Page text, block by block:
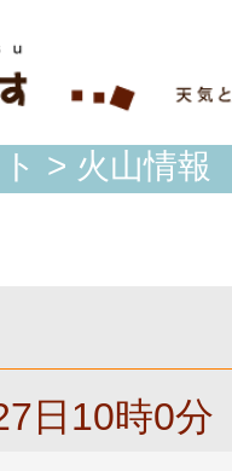
> 火山情報
日10時0分